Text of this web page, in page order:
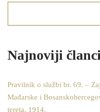
Najnoviji članci
Pravilnik o službi br. 69. –
Mađarske i
tereta, 1914.